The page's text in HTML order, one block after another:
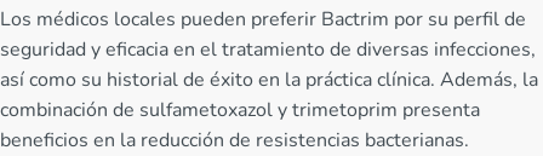
Los médicos locales pueden preferir Bactrim por su perfil de
seguridad y eficacia en el tratamiento de diversas infecciones,
así como su historial de éxito en la práctica clínica. Además, la
combinación de sulfametoxazol y trimetoprim presenta
beneficios en la reducción de resistencias bacterianas.